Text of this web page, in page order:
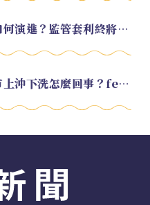
EP.217 美元穩定幣未來會如何演進？監管套利終將收斂？feat. 研究員 余哲安
EP.213 川普大攪局：袋鼠市上沖下洗怎麼回事？feat. Alvin